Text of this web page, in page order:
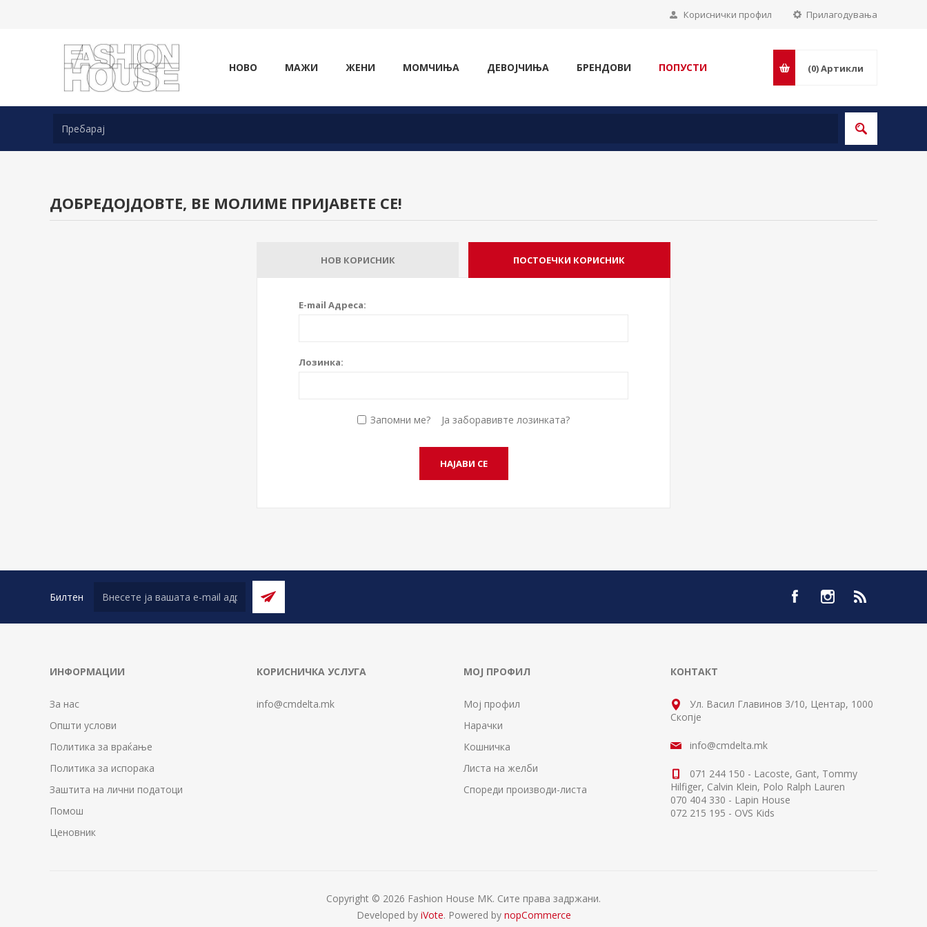
Прилагодувања
Кориснички профил
НОВО МАЖИ ЖЕНИ МОМЧИЊА ДЕВОЈЧИЊА БРЕНДОВИ ПОПУСТИ (0)Артикли
ДОБРЕДОЈДОВТЕ, ВЕ МОЛИМЕ ПРИЈАВЕТЕ СЕ!
НОВ КОРИСНИК ПОСТОЕЧКИ КОРИСНИК
E-mail Адреса:
Лозинка:
Запомни ме? Ја заборавивте лозинката?
Билтен
ИНФОРМАЦИИ
За нас
Општи услови
Политика за враќање
Политика за испорака
Заштита на лични податоци
Помош
Ценовник
КОРИСНИЧКА УСЛУГА
info@cmdelta.mk
МОЈ ПРОФИЛ
Мој профил
Нарачки
Кошничка
Листа на желби
Спореди производи-листа
КОНТАКТ
Ул. Васил Главинов 3/10, Центар, 1000
Скопје
info@cmdelta.mk
071 244 150 - Lacoste, Gant, Tommy
Hilfiger, Calvin Klein, Polo Ralph Lauren
070 404 330 - Lapin House
072 215 195 - OVS Kids
Copyright © 2026 Fashion House MK. Сите права задржани.
Developed by iVote. Powered by nopCommerce